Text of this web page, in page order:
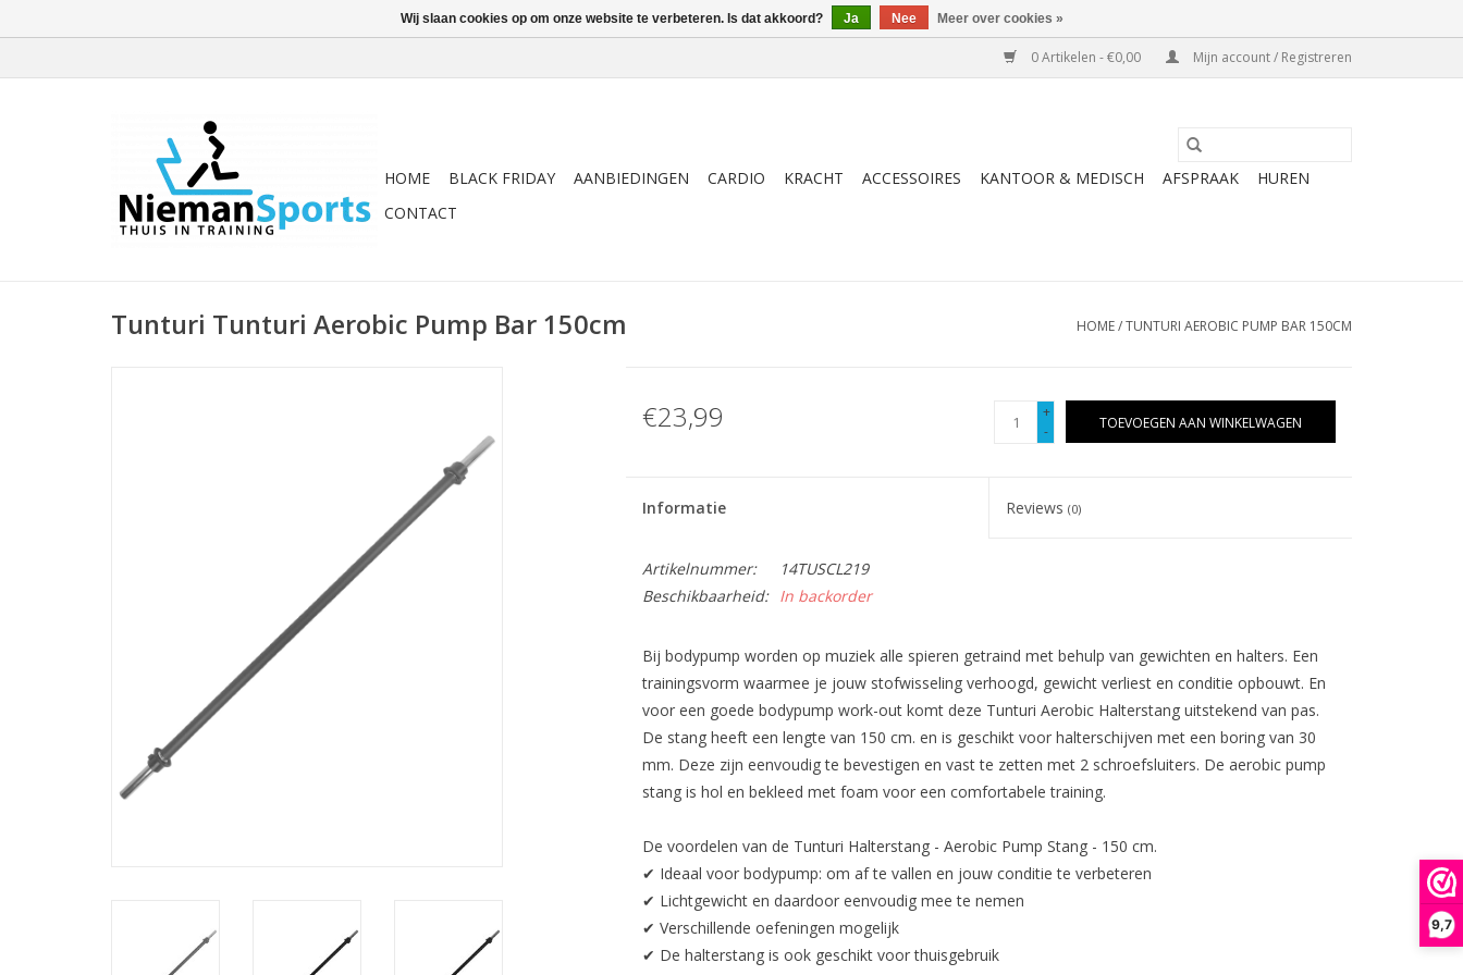
9,7
0 Artikelen - €0,00 Mijn account / Registreren
HOME BLACK FRIDAY AANBIEDINGEN CARDIO KRACHT ACCESSOIRES KANTOOR & MEDISCH AFSPRAAK
HUREN
CONTACT
Tunturi Tunturi Aerobic Pump Bar 150cm HOME/TUNTURI AEROBIC PUMP BAR 150CM
€23,99
+
-
TOEVOEGEN AAN WINKELWAGEN
Informatie Reviews(0)
Artikelnummer:
14TUSCL219
Beschikbaarheid:
In backorder
Bij bodypump worden op muziek alle spieren getraind met behulp van gewichten en halters. Een
trainingsvorm waarmee je jouw stofwisseling verhoogd, gewicht verliest en conditie opbouwt. En
voor een goede bodypump work-out komt deze Tunturi Aerobic Halterstang uitstekend van pas.
De stang heeft een lengte van 150 cm. en is geschikt voor halterschijven met een boring van 30
mm. Deze zijn eenvoudig te bevestigen en vast te zetten met 2 schroefsluiters. De aerobic pump
stang is hol en bekleed met foam voor een comfortabele training.
De voordelen van de Tunturi Halterstang - Aerobic Pump Stang - 150 cm.
✔ Ideaal voor bodypump: om af te vallen en jouw conditie te verbeteren
✔ Lichtgewicht en daardoor eenvoudig mee te nemen
✔ Verschillende oefeningen mogelijk
✔ De halterstang is ook geschikt voor thuisgebruik
Wij slaan cookies op om onze website te verbeteren. Is dat akkoord? Ja Nee Meer over cookies »